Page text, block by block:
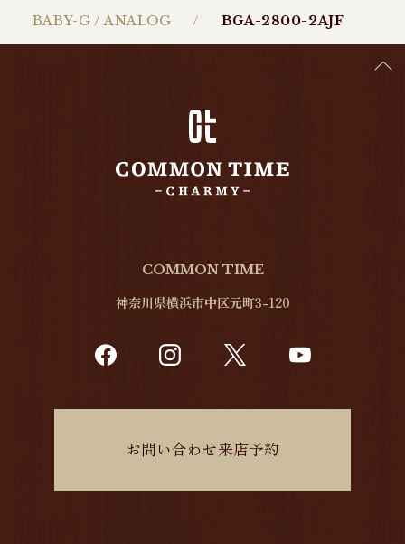
BABY-G / ANALOG
BGA-2800-2AJF
COMMON TIME
神奈川県横浜市中区元町3-120
お問い合わせ来店予約